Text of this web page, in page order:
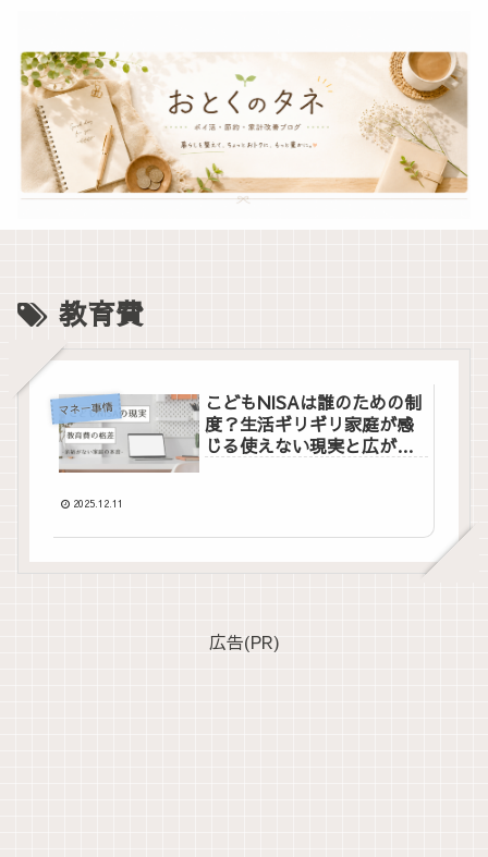
教育費
マネー事情
こどもNISAは誰のための制
度？生活ギリギリ家庭が感
じる使えない現実と広がる
2025.12.11
広告(PR)